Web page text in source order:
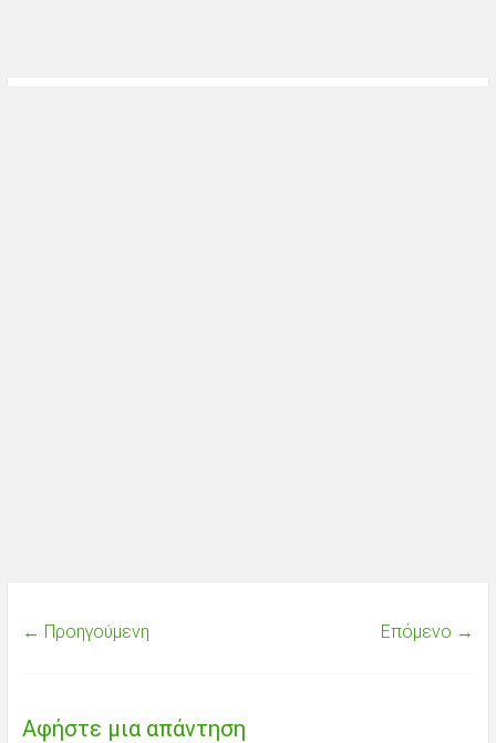
← Προηγούμενη Επόμενο →
Αφήστε μια απάντηση